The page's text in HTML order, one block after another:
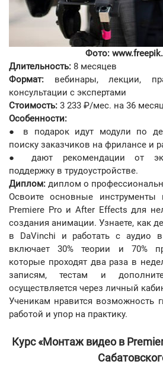
Фото:
Длительность: 8 месяцев
Формат: вебинары, лекции,
консультации с экспертами
Стоимость: 3 233 ₽/мес. на 36
Особенности:
● в подарок идут модули по
поиску заказчиков на фрилансе и
● дают рекомендации от
поддержку в трудоустройстве.
Диплом: диплом о
Освоите основные инструменты
Premiere Pro и After Effects для
создания анимации. Узнаете, как
в DaVinchi и работать с аудио
включает 30% теории и 70%
которые проходят два раза в
записям, тестам и
осуществляется через личный
Ученикам нравится возможность
работой и упор на практику.
Курс «Монтаж видео в